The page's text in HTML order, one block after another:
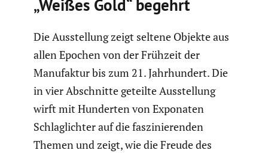
„Weißes Gold“ begehrt
Die Ausstel­lung zeigt seltene Objekte aus
allen Epochen von der Frühzeit der
Manufaktur bis zum 21. Jahrhun­dert. Die
in vier Abschnitte geteilte Ausstel­lung
wirft mit Hunderten von Exponaten
Schlag­lichter auf die faszi­nie­renden
Themen und zeigt, wie die Freude des